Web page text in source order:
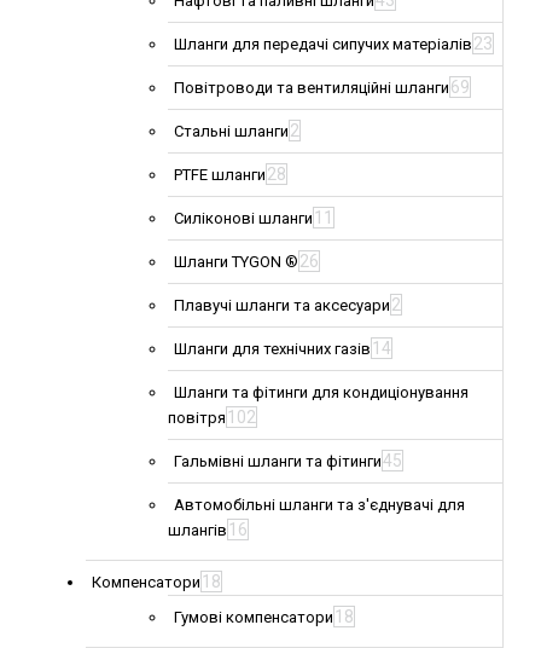
Шланги для передачі сипучих матеріалів 23
Повітроводи та вентиляційні шланги 69
Стальні шланги 2
PTFE шланги 28
Силіконові шланги 11
Шланги TYGON ® 26
Плавучі шланги та аксесуари 2
Шланги для технічних газів 14
Шланги та фітинги для кондиціонування
повітря 102
Гальмівні шланги та фітинги45
Автомобільні шланги та з'єднувачі для
шлангів 16
Компенсатори 18
Гумові компенсатори 18